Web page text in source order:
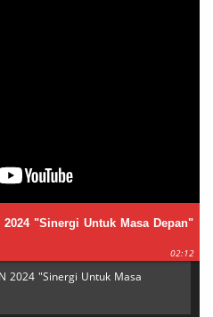
2024 "Sinergi Untuk Masa Depan"
02:12
2024 "Sinergi Untuk Masa